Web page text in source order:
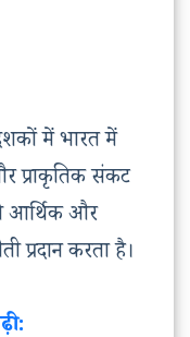
में भारत में
प्राकृतिक संकट
आर्थिक और
प्रदान करता है।